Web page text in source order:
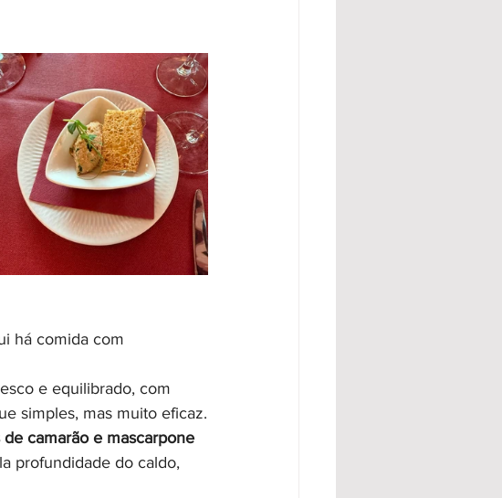
há comida com
e equilibrado, com
simples, mas muito eficaz.
de camarão e mascarpone
profundidade do caldo,